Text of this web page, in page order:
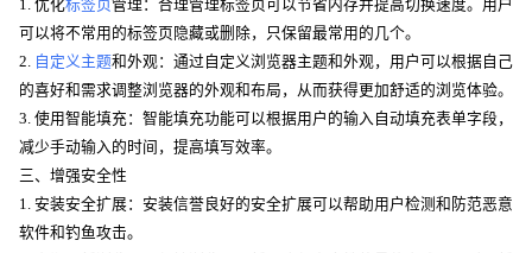
1. 优化标签页管理：合理管理标签页可以节省内存并提高切换速度。用户
可以将不常用的标签页隐藏或删除，只保留最常用的几个。
2.
自定义主题和外观：通过自定义浏览器主题和外观，用户可以根据自己
的喜好和需求调整浏览器的外观和布局，从而获得更加舒适的浏览体验。
3. 使用智能填充：智能填充功能可以根据用户的输入自动填充表单字段，
减少手动输入的时间，提高填写效率。
三、增强安全性
1. 安装安全扩展：安装信誉良好的安全扩展可以帮助用户检测和防范恶意
软件和钓鱼攻击。